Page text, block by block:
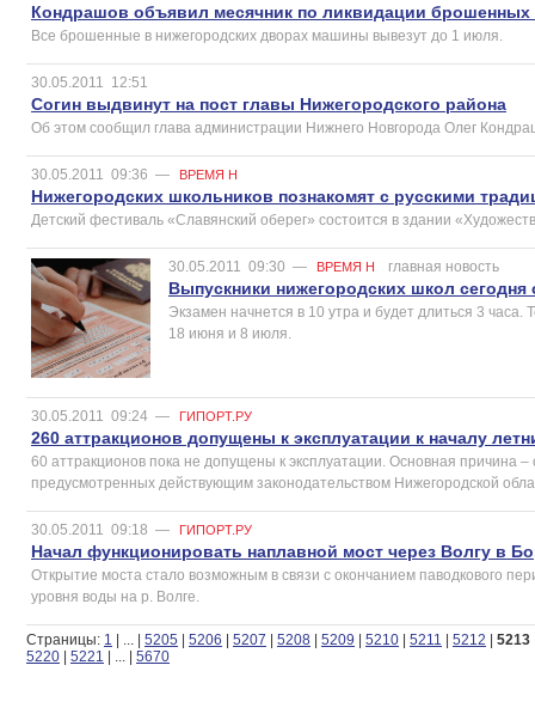
Кондрашов объявил месячник по ликвидации брошенных
Все брошенные в нижегородских дворах машины вывезут до 1 июля.
30.05.2011 12:51
Согин выдвинут на пост главы Нижегородского района
Об этом сообщил глава администрации Нижнего Новгорода Олег
30.05.2011 09:36 — ВРЕМЯ Н
Нижегородских школьников познакомят с русскими
Детский фестиваль «Славянский оберег» состоится в здании
30.05.2011 09:30 — ВРЕМЯ Н главная новость
Выпускники нижегородских школ
Экзамен начнется в 10 утра и будет длиться 3 часа.
18 июня и 8 июля.
30.05.2011 09:24 — ГИПОРТ.РУ
260 аттракционов допущены к эксплуатации к началу
60 аттракционов пока не допущены к эксплуатации. Основная причина
предусмотренных действующим законодательством Нижегородской
30.05.2011 09:18 — ГИПОРТ.РУ
Начал функционировать наплавной мост через Волгу в
Открытие моста стало возможным в связи с окончанием паводкового
уровня воды на р. Волге.
Страницы: 1 | | 5205 | 5206 | 5207 | 5208 | 5209 | 5210 | 5211 | 5212 | 5213
5220 | 5221 | | 5670